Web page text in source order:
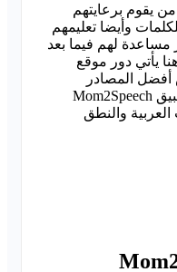
يقوم برعايتهم
وأيضا تعليمهم
لهم فيما بعد
يأتي دور موقع
المصادر
التعليمية لذلك سنعرفكم على تطبيق Mom2Speech
والنطق